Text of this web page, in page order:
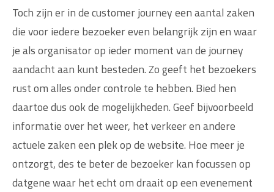
Toch zijn er in de customer journey een aantal zaken
die voor iedere bezoeker even belangrijk zijn en waar
je als organisator op ieder moment van de journey
aandacht aan kunt besteden. Zo geeft het bezoekers
rust om alles onder controle te hebben. Bied hen
daartoe dus ook de mogelijkheden. Geef bijvoorbeeld
informatie over het weer, het verkeer en andere
actuele zaken een plek op de website. Hoe meer je
ontzorgt, des te beter de bezoeker kan focussen op
datgene waar het echt om draait op een evenement